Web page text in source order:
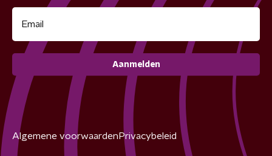
Aanmelden
Algemene voorwaarden Privacybeleid